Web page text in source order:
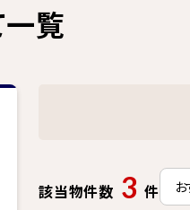
覧
該当物件数 3 件